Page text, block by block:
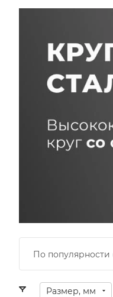
По популярности
Размер, мм